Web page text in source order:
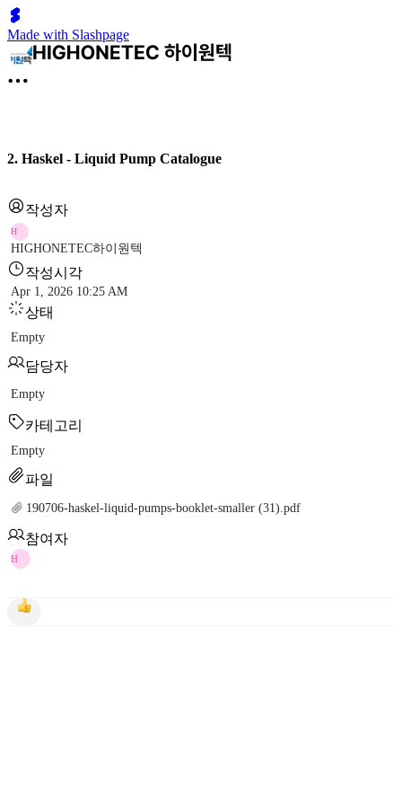
Made with Slashpage
2. Haskel - Liquid Pump Catalogue
작성자
H
HIGHONETEC하이원텍
작성시각
Apr 1, 2026 10:25 AM
상태
Empty
담당자
Empty
카테고리
Empty
파일
190706-haskel-liquid-pumps-booklet-smaller (31).pdf
참여자
H